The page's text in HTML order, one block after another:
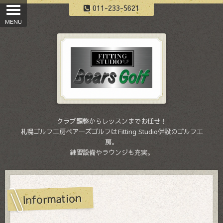
011-233-5621
クラブ調整からレッスンまでお任せ！
札幌ゴルフ工房ベアーズゴルフはFitting Studio併設のゴルフ工
房。
練習設備やラウンジも充実。
Information